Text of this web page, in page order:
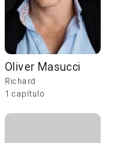
Oliver Masucci
Richard
1 capítulo